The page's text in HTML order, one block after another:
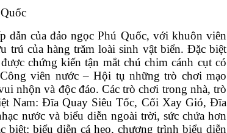
của đảo ngọc Phú Quốc, với khuôn viên
trú của hàng trăm loài sinh vật biển. Đặc biệt
chứng kiến tận mắt chú chim cánh cụt có
viên nước – Hội tụ những trò chơi mạo
nhộn và độc đáo. Các trò chơi trong nhà, trò
Nam: Đĩa Quay Siêu Tốc, Cối Xay Gió, Đĩa
nước và biểu diễn ngoài trời, sức chứa hơn
biệt: biểu diễn cá heo, chương trình biểu diễn